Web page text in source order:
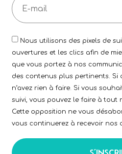
Nous utilisons des pixels de
ouvertures et les clics afin de
que vous portez à nos
des contenus plus pertinents. Si
n’avez rien à faire. Si vous
suivi, vous pouvez le faire à tout
Cette opposition ne vous
vous continuerez à recevoir nos